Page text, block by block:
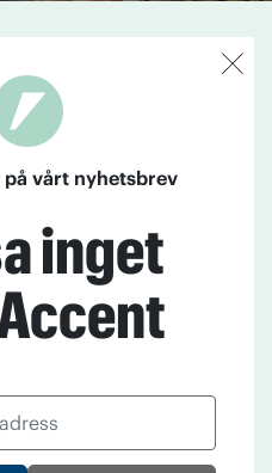
efter
som samlas
i Malmö för att
vårt nyhetsbrev
inget